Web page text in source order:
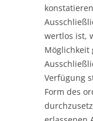
wertlos ist,
Möglichkeit
Verfügung
Form des